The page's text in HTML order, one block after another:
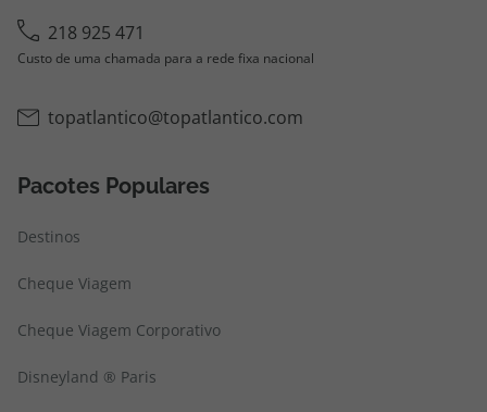
218 925 471
Custo de uma chamada para a rede fixa nacional
topatlantico@topatlantico.com
Pacotes Populares
Destinos
Cheque Viagem
Cheque Viagem Corporativo
Disneyland ® Paris